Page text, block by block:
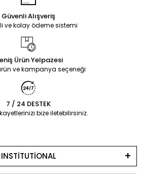
Güvenli Alışveriş
ve kolay ödeme sistemi
Ürün Yelpazesi
ve kampanya seçeneği
7 / 24 DESTEK
bize iletebilirsiniz.
INSTİTUTİONAL